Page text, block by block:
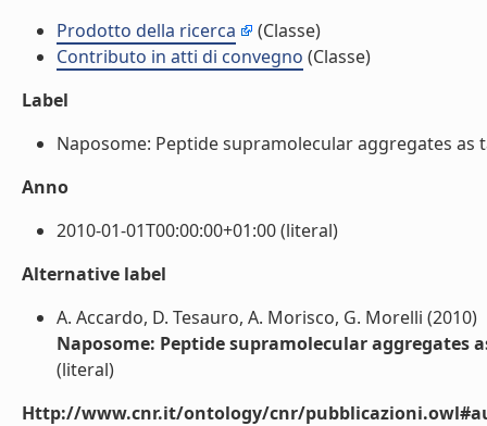
Prodotto della ricerca
(Classe)
Contributo in atti di convegno (Classe)
Label
Naposome: Peptide supramolecular aggregates
Anno
2010-01-01T00:00:00+01:00 (literal)
Alternative label
A. Accardo, D. Tesauro, A. Morisco, G. Morelli (2010)
Naposome: Peptide supramolecular aggregates
(literal)
Http://www.cnr.it/ontology/cnr/